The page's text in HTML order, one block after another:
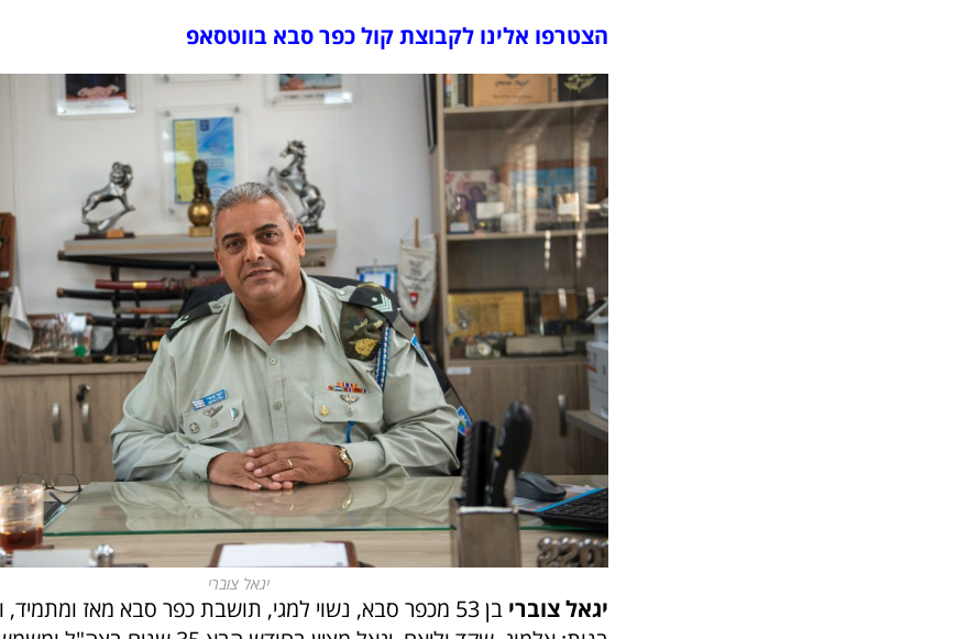
הצטרפו אלינו לקבוצת קול כפר סבא בווטסאפ
יגאל צוברי
יגאל צוברי
בן 53 מכפר סבא, נשוי למגי, תושבת כפר סבא מאז ומתמיד,